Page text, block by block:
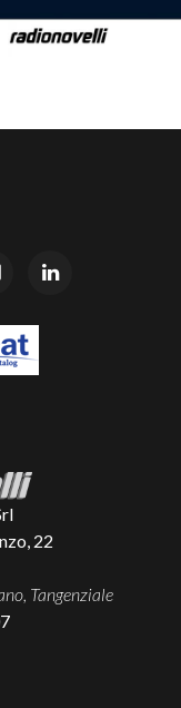
22
Tangenziale